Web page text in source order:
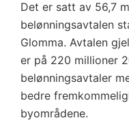
Det er satt av 56,7
belønningsavtalen
Glomma. Avtalen
er på 220 millioner
belønningsavtaler
bedre
byområdene.